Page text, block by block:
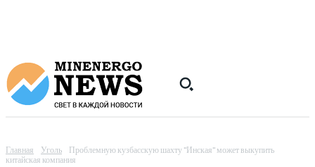
Главная Уголь
Проблемную кузбасскую шахту "Инская" может выкупить
китайская компания